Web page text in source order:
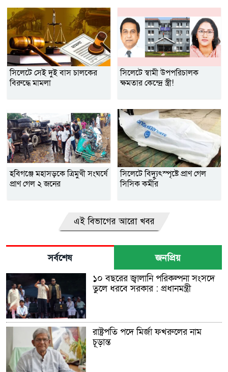
সিলেটে সেই দুই বাস চালকের
বিরুদ্ধে মামলা
সিলেটে স্বামী উপপরিচালক
ক্ষমতার কেন্দ্রে স্ত্রী!
হবিগঞ্জে মহাসড়কে ত্রিমুখী সংঘর্ষে
প্রাণ গেল ২ জনের
সিলেটে বিদ্যুৎস্পৃষ্টে প্রাণ গেল
সিসিক কর্মীর
এই বিভাগের আরো খবর
সর্বশেষ জনপ্রিয়
১০ বছরের জ্বালানি পরিকল্পনা সংসদে
তুলে ধরবে সরকার : প্রধানমন্ত্রী
রাষ্ট্রপতি পদে মির্জা ফখরুলের নাম
চূড়ান্ত